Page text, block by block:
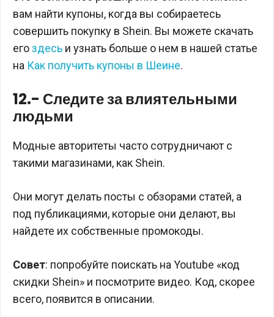
вам найти купоны, когда вы собираетесь
совершить покупку в Shein. Вы можете скачать
егоздесь и узнать больше о нем в нашей статье
на Как получить купоны в Шеине.
12.- Следите за влиятельными
людьми
Модные авторитеты часто сотрудничают с
такими магазинами, как Shein.
Они могут делать посты с обзорами статей, а
под публикациями, которые они делают, вы
найдете их собственные промокоды.
Совет: попробуйте поискать на Youtube «код
скидки Shein» и посмотрите видео. Код, скорее
всего, появится в описании.